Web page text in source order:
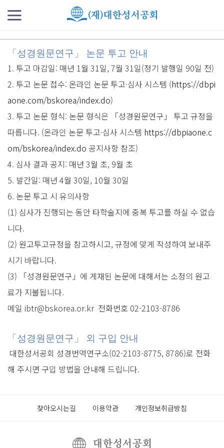
「성경원문연구」 논문 투고 안내
1. 투고 마감일: 매년 1월 31일, 7월 31일(정기 발행일 90일 전)
2. 투고 논문 접수: 온라인 논문 투고·심사 시스템 (https://dbpi
aone.com/bskorea/index.do)
3. 투고 논문 형식: 논문 형식은 「성경원문연구」 투고 규정을
따릅니다. (온라인 논문 투고·심사 시스템 https://dbpiaone.c
om/bskorea/index.do 공지사항 참조)
4. 심사 결과 공지: 매년 3월 초, 9월 초
5. 발간일: 매년 4월 30일, 10월 30일
6. 논문 투고 시 유의사항
(1) 심사가 진행되는 동안 타학술지에 중복 투고를 하실 수 없습
니다.
(2) 원고투고규정을 참고하시고, 규정에 맞게 작성하여 보내주
시기 바랍니다.
(3) 「성경원문연구」에 게재된 논문에 대해서는 소정의 원고
료가 지불됩니다.
메일 ibtr@bskorea.or.kr 전화번호 02-2103-8786
「성경원문연구」 외 구입 안내
대한성서공회 성경번역연구소(02-2103-8775, 8786)로 전화
해 주시면 구입 방법을 안내해 드립니다.
찾아오시는길 이용약관 개인정보취급방침